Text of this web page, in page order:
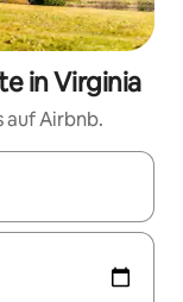
in Virginia
auf Airbnb.
mit den